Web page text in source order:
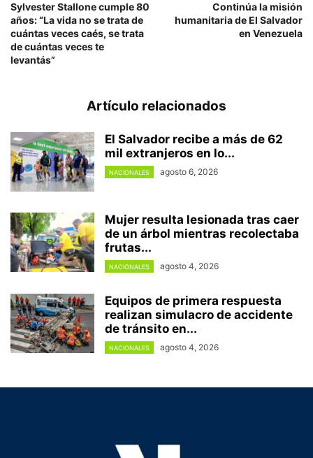
Sylvester Stallone cumple 80
años: “La vida no se trata de
cuántas veces caés, se trata
de cuántas veces te
levantás”
Continúa la misión
humanitaria de El Salvador
en Venezuela
Artículo relacionados
El Salvador recibe a más de 62
mil extranjeros en lo...
NACIONALES agosto 6, 2026
Mujer resulta lesionada tras caer
de un árbol mientras recolectaba
frutas...
NACIONALES agosto 4, 2026
Equipos de primera respuesta
realizan simulacro de accidente
de tránsito en...
NACIONALES agosto 4, 2026